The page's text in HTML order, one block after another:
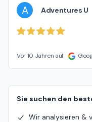
A Adventures U
Vor 10 Jahren auf
Sie suchen den
Wir analysieren &